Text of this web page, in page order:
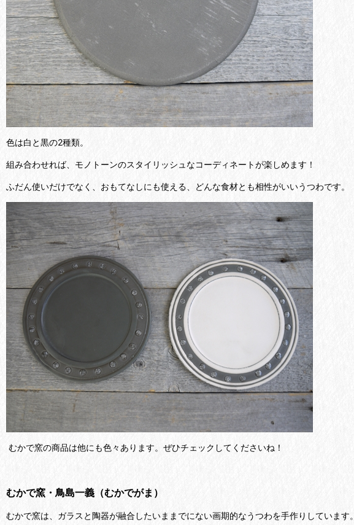
色は白と黒の2種類。
組み合わせれば、モノトーンのスタイリッシュなコーディネートが楽しめます！
ふだん使いだけでなく、おもてなしにも使える、どんな食材とも相性がいいうつわです。
むかで窯の商品は他にも色々あります。ぜひチェックしてくださいね！
むかで窯・鳥島一義（むかでがま）
むかで窯は、ガラスと陶器が融合したいままでにない画期的なうつわを手作りしています。